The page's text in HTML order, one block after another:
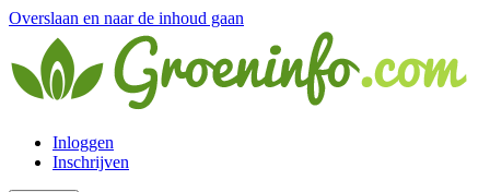
Overslaan en naar de inhoud gaan
Inloggen
Inschrijven